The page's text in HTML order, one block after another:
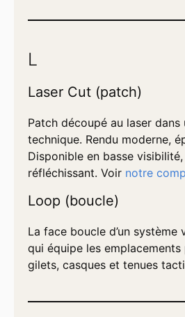
L
Laser Cut (patch)
Patch découpé au laser
technique. Rendu moderne,
Disponible en basse
réfléchissant. Voir notre
Loop (boucle)
La face boucle d’un système
qui équipe les
gilets, casques et tenues